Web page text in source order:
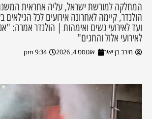
המחלקה למורשת ישראל, עליה אחראית
הולנדר, קיימה לאחרונה אירועים לכל הגילאים
ועד לאירועי נשים ואימהות | הולנדר אמרה:
לאירועי אלול והחגים"
מירב בן יאיר אוגוסט 4, 2026 9:34 pm